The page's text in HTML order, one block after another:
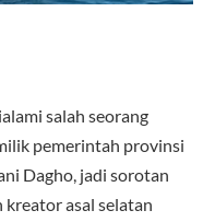
salah seorang
pemerintah provinsi
Dagho, jadi sorotan
kreator asal selatan